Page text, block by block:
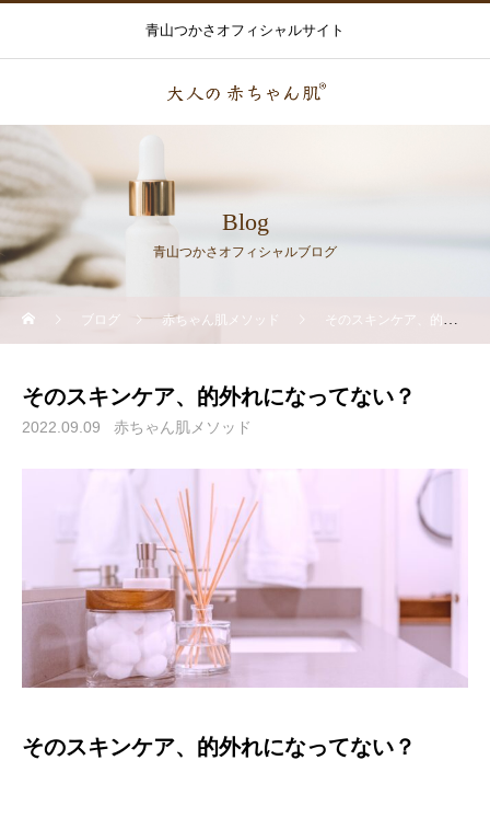
青山つかさオフィシャルサイト
Blog
青山つかさオフィシャルブログ
ブログ 赤ちゃん肌メソッド そのスキンケア、的外れになってない？
そのスキンケア、的外れになってない？
2022.09.09 赤ちゃん肌メソッド
そのスキンケア、的外れになってない？